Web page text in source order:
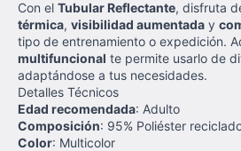
Con el Tubular Reflectante, disfruta
térmica, visibilidad aumentada y
tipo de entrenamiento o expedición.
multifuncional te permite usarlo de
adaptándose a tus necesidades.
Detalles Técnicos
Edad recomendada: Adulto
Composición: 95% Poliéster
Color: Multicolor